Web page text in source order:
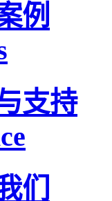
例
支持
们